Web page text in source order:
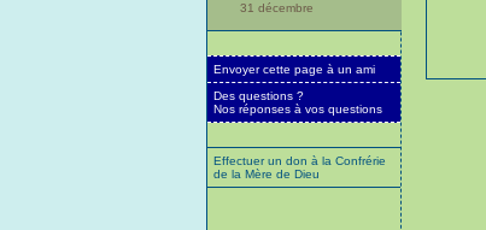
31 décembre
Envoyer cette page à un ami
Des questions ?
Nos réponses à vos questions
Effectuer un don à la Confrérie
de la Mère de Dieu